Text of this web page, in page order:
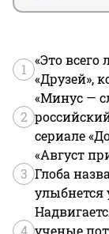
1
«Это всего
«Друзей»,
2
«Минус —
сериале
3
«Август
Глоба
улыбнется
4 ученые